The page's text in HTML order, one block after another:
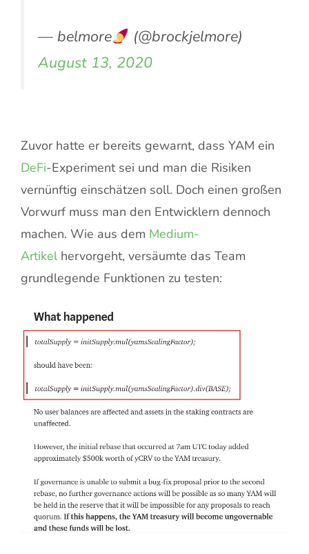
— belmore
(@brockjelmore)
August 13, 2020
Zuvor hatte er bereits gewarnt, dass YAM ein
DeFi-Experiment sei und man die Risiken
vernünftig einschätzen soll. Doch einen großen
Vorwurf muss man den Entwicklern dennoch
machen. Wie aus dem Medium-
Artikelhervorgeht, versäumte das Team
grundlegende Funktionen zu testen: